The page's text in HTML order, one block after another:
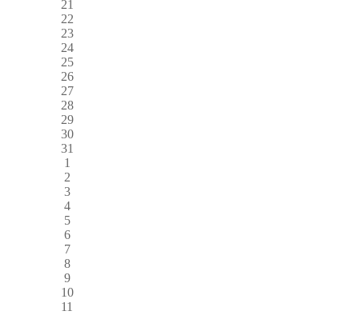
21
22
23
24
25
26
27
28
29
30
31
1
2
3
4
5
6
7
8
9
10
11